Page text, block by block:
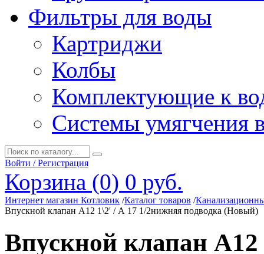
Фильтры для воды
Картриджи
Колбы
Комплектующие к
Системы умягчения
Войти / Регистрация
Корзина (0) 0 руб.
Интернет магазин Котловик /Каталог товаров /
Впускной клапан A12 1\2' / А 17 1/2нижняя подводка (Новый)
Впускной клапан